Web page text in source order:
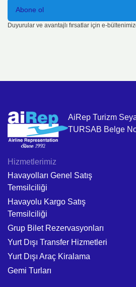
Abone ol
Duyurular ve avantajlı fırsatlar için e-
AiRep Turizm
TURSAB Belge
Hizmetlerimiz
Havayolları Genel Satış
Temsilciliği
Havayolu Kargo Satış
Temsilciliği
Grup Bilet Rezervasyonları
Yurt Dışı Transfer Hizmetleri
Yurt Dışı Araç Kiralama
Gemi Turları